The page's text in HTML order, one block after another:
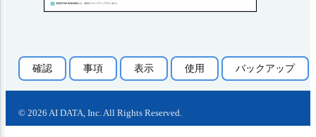
確認 事項 表示 使用 バックアップ
© 2026 AI DATA, Inc. All Rights Reserved.